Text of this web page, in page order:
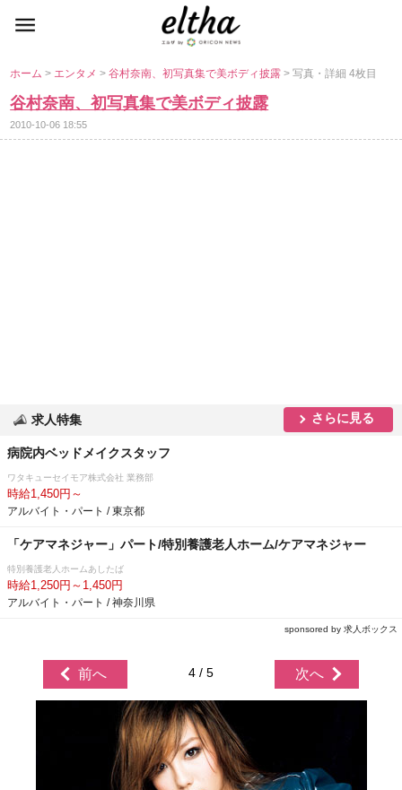
ホーム> エンタメ>谷村奈南、初写真集で美ボディ披露> 写真・詳細 4枚目
谷村奈南、初写真集で美ボディ披露
2010-10-06 18:55
求人特集 さらに見る
病院内ベッドメイクスタッフ
ワタキューセイモア株式会社 業務部
時給1,450円～
アルバイト・パート / 東京都
「ケアマネジャー」パート/特別養護老人ホーム/ケアマネジャー
特別養護老人ホームあしたば
時給1,250円～1,450円
アルバイト・パート / 神奈川県
sponsored by 求人ボックス
前へ 4 / 5 次へ